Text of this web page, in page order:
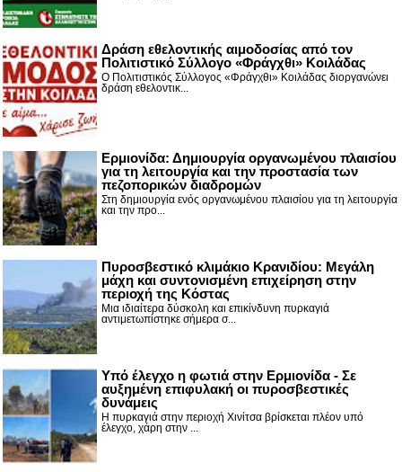
Δράση εθελοντικής αιμοδοσίας από τον
Πολιτιστικό Σύλλογο «Φράγχθι» Κοιλάδας
Ο Πολιτιστικός Σύλλογος «Φράγχθι» Κοιλάδας διοργανώνει
δράση εθελοντικ...
Ερμιονίδα: Δημιουργία οργανωμένου πλαισίου
για τη λειτουργία και την προστασία των
πεζοπορικών διαδρομών
Στη δημιουργία ενός οργανωμένου πλαισίου για τη λειτουργία
και την προ...
Πυροσβεστικό κλιμάκιο Κρανιδίου: Μεγάλη
μάχη και συντονισμένη επιχείρηση στην
περιοχή της Κόστας
Μια ιδιαίτερα δύσκολη και επικίνδυνη πυρκαγιά
αντιμετωπίστηκε σήμερα σ...
Υπό έλεγχο η φωτιά στην Ερμιονίδα - Σε
αυξημένη επιφυλακή οι πυροσβεστικές
δυνάμεις
Η πυρκαγιά στην περιοχή Χινίτσα βρίσκεται πλέον υπό
έλεγχο, χάρη στην ...